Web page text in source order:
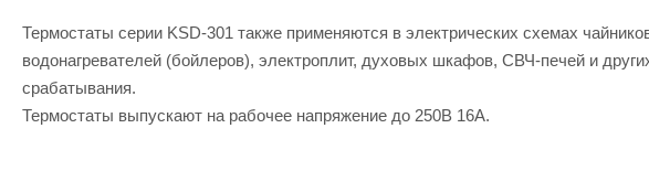
Термостаты серии KSD-301 также применяются в электрических схемах
водонагревателей (бойлеров), электроплит, духовых шкафов, СВЧ-печей и
срабатывания.
Термостаты выпускают на рабочее напряжение до 250В 16А.